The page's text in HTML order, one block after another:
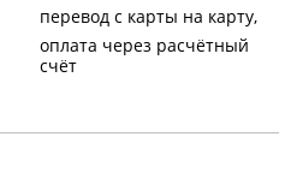
перевод с карты на карту
оплата через расчётный
счёт